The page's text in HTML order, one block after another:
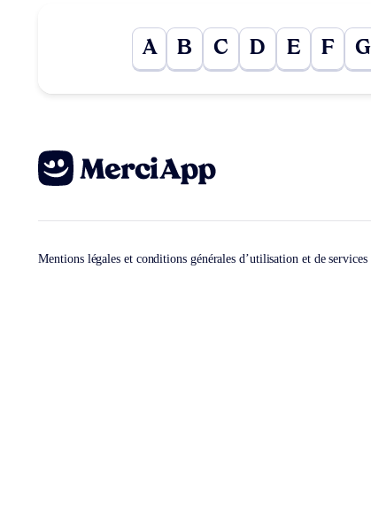
A B C D E F G
Mentions légales et conditions générales d’utilisation et de services